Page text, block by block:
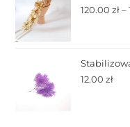
120.00zł –
12.00zł